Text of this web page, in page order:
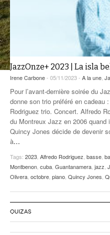
ANCIENNES ÉMISSIONS
JazzOnze+ 2023 | La isla
Irene Carbone- 05/11/2023 - A la une
Pour l’avant-dernière soirée du
donne son trio préféré en cadeau
Rodriguez trio. Concert. Alfredo
du Montreux Jazz en 2006 quand
Quincy Jones décide de devenir
à…
Tags: 2023 Alfredo Rodriguez basse
Montbenon cuba Guantanamera jazz
Olivera octobre piano Quincy Jones
QUIZAS